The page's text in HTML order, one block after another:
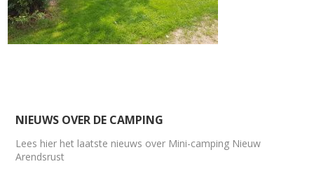
NIEUWS OVER DE CAMPING
Lees hier het laatste nieuws over Mini-camping Nieuw
Arendsrust